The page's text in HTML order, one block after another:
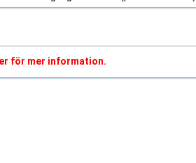
för mer information.